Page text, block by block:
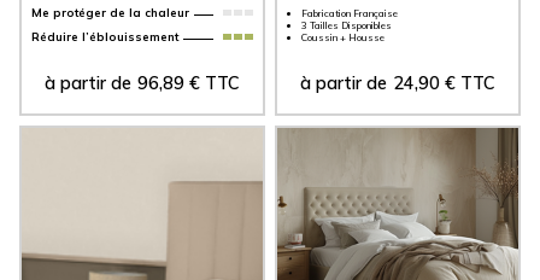
Me protéger de la chaleur
Réduire l’éblouissement
à partir de 96,89 € TTC
Fabrication Française
3 Tailles Disponibles
Coussin + Housse
à partir de 24,90 € TTC